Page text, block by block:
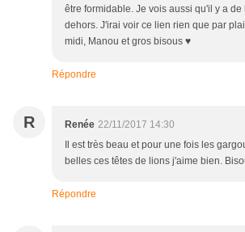
être formidable. Je vois aussi qu'il y a
dehors. J'irai voir ce lien rien que par
midi, Manou et gros bisous ♥
Répondre
R Renée 22/11/2017 14:30
Il est très beau et pour une fois les
belles ces têtes de lions j'aime bien.
Répondre